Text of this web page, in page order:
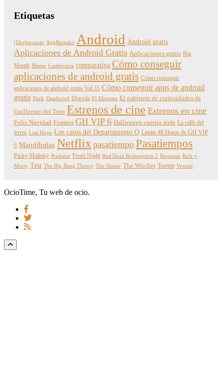
Etiquetas
(Des)encanto AggRetsuko Android Android gratis
Aplicaciones de Android Gratis Aplicaciones gratis Big
Mouth Blame Castlevania comparativa Cómo conseguir
aplicaciones de android gratis Cómo conseguir
aplicaciones de android gratis Vol 35 Cómo conseguir apps de android
gratis Dark Deadwind Dracula El Alienista El gabinete de curiosidades de
Guillermo del Toro Estrenos de cine Estrenos en cine
Feliz Navidad Frontera GH VIP 6 Halloween cuenta atrás La calle del
terror Last Hope Los casos del Departamento Q Límite 48 Horas de GH VIP
6 Mandíbulas Netflix pasatiempo Pasatiempos
Pinky Malinky Predator Prom Night Red Dead Redemption 2 Requiem Rick y
Morty Test The Big Bang Theory The Sinner The Witcher Torrent Venom
OcioTime, Tu web de ocio.